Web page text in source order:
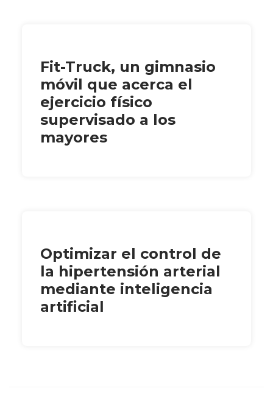
Fit-Truck, un gimnasio
móvil que acerca el
ejercicio físico
supervisado a los
mayores
Optimizar el control de
la hipertensión arterial
mediante inteligencia
artificial